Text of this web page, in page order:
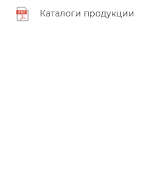
Каталоги продукции